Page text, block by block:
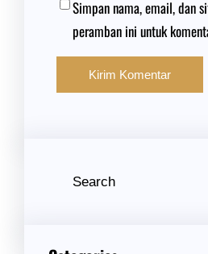
Simpan nama, email, dan
peramban ini untuk